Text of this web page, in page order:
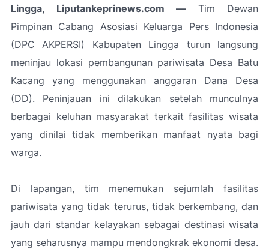
Lingga, Liputankeprinews.com — Tim Dewan
Pimpinan Cabang Asosiasi Keluarga Pers Indonesia
(DPC AKPERSI) Kabupaten Lingga turun langsung
meninjau lokasi pembangunan pariwisata Desa Batu
Kacang yang menggunakan anggaran Dana Desa
(DD). Peninjauan ini dilakukan setelah munculnya
berbagai keluhan masyarakat terkait fasilitas wisata
yang dinilai tidak memberikan manfaat nyata bagi
warga.
Di lapangan, tim menemukan sejumlah fasilitas
pariwisata yang tidak terurus, tidak berkembang, dan
jauh dari standar kelayakan sebagai destinasi wisata
yang seharusnya mampu mendongkrak ekonomi desa.